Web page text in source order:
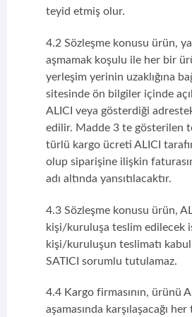
teyid etmiş olur.
4.2 Sözleşme konusu ürün,
aşmamak koşulu ile her bir
yerleşim yerinin uzaklığına
sitesinde ön bilgiler içinde
ALICI veya gösterdiği
edilir. Madde 3 te gösterilen
türlü kargo ücreti ALICI
olup siparişine ilişkin
adı altında yansıtılacaktır.
4.3 Sözleşme konusu ürün,
kişi/kuruluşa teslim edilecek
kişi/kuruluşun teslimatı
SATICI sorumlu tutulamaz.
4.4 Kargo firmasının, ürünü
aşamasında karşılaşacağı